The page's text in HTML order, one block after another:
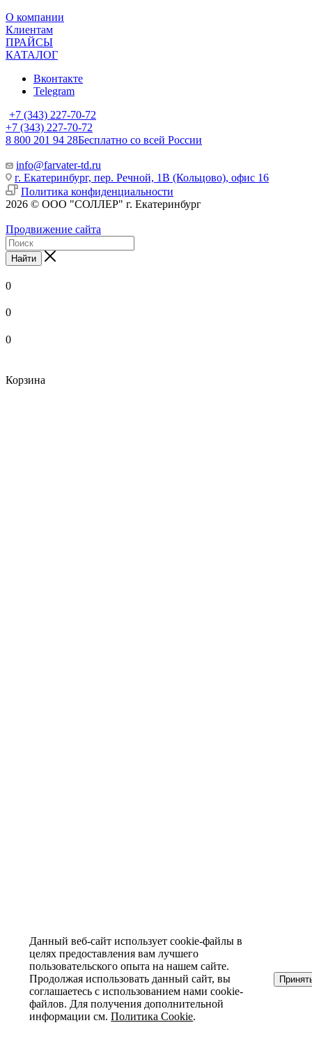
О компании
Клиентам
ПРАЙСЫ
КАТАЛОГ
Вконтакте
Telegram
+7 (343) 227-70-72
+7 (343) 227-70-72
8 800 201 94 28Бесплатно со всей России
info@farvater-td.ru
г. Екатеринбург, пер. Речной, 1В (Кольцово), офис 16
Политика конфиденциальности
2026 © ООО "СОЛЛЕР" г. Екатеринбург
Продвижение сайта
Найти
0
0
0
Корзина
Данный веб-сайт использует cookie-файлы в
целях предоставления вам лучшего
пользовательского опыта на нашем сайте.
Продолжая использовать данный сайт, вы
соглашаетесь с использованием нами cookie-
файлов. Для получения дополнительной
информации см.Политика Cookie.